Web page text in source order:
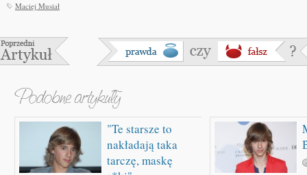
Maciej Musiał
"Te starsze to
nakładają taka
tarczę, maskę